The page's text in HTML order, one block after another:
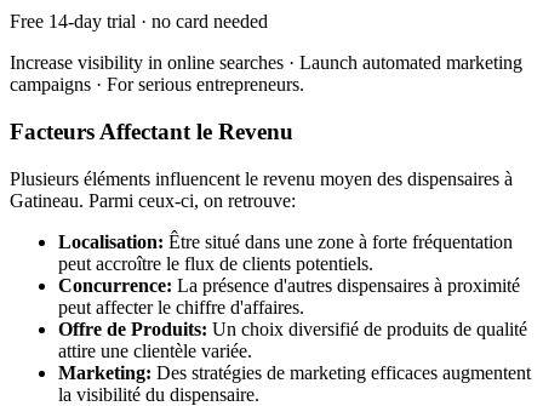
Free 14-day trial · no card needed
Increase visibility in online searches · Launch automated marketing
campaigns · For serious entrepreneurs.
Facteurs Affectant le Revenu
Plusieurs éléments influencent le revenu moyen des dispensaires à
Gatineau. Parmi ceux-ci, on retrouve:
Localisation: Être situé dans une zone à forte fréquentation
peut accroître le flux de clients potentiels.
Concurrence: La présence d'autres dispensaires à proximité
peut affecter le chiffre d'affaires.
Offre de Produits: Un choix diversifié de produits de qualité
attire une clientèle variée.
Marketing: Des stratégies de marketing efficaces augmentent
la visibilité du dispensaire.